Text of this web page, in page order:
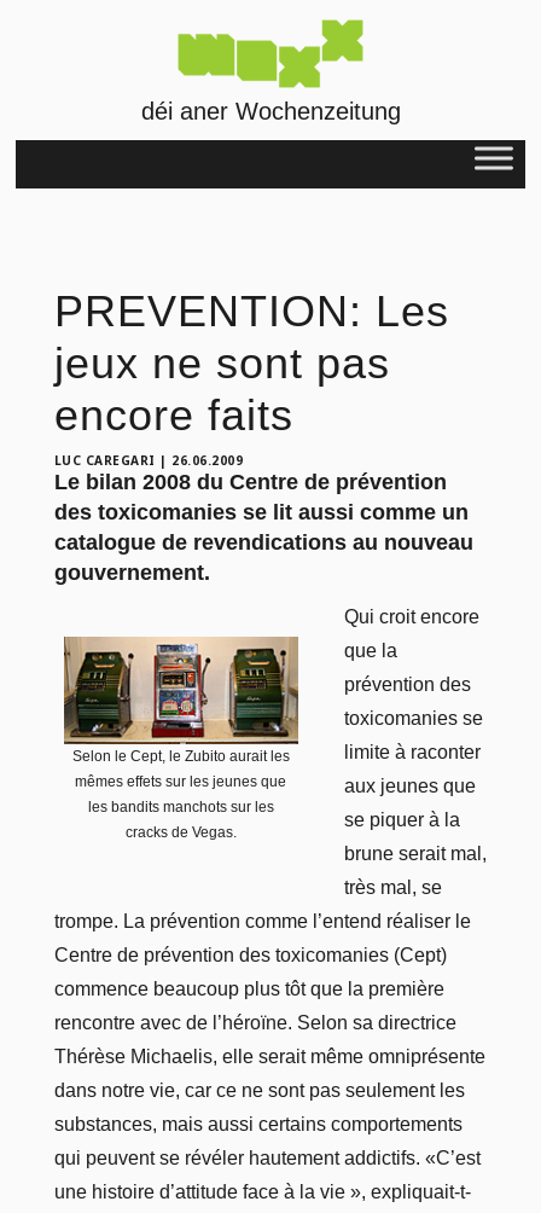
déi aner Wochenzeitung
PREVENTION: Les
jeux ne sont pas
encore faits
LUC CAREGARI | 26.06.2009
Le bilan 2008 du Centre de prévention
des toxicomanies se lit aussi comme un
catalogue de revendications au nouveau
gouvernement.
Selon le Cept, le Zubito aurait les
mêmes effets sur les jeunes que
les bandits manchots sur les
cracks de Vegas.
Qui croit encore
que la
prévention des
toxicomanies se
limite à raconter
aux jeunes que
se piquer à la
brune serait mal,
très mal, se
trompe. La prévention comme l’entend réaliser le
Centre de prévention des toxicomanies (Cept)
commence beaucoup plus tôt que la première
rencontre avec de l’héroïne. Selon sa directrice
Thérèse Michaelis, elle serait même omniprésente
dans notre vie, car ce ne sont pas seulement les
substances, mais aussi certains comportements
qui peuvent se révéler hautement addictifs. «C’est
une histoire d’attitude face à la vie », expliquait-t-